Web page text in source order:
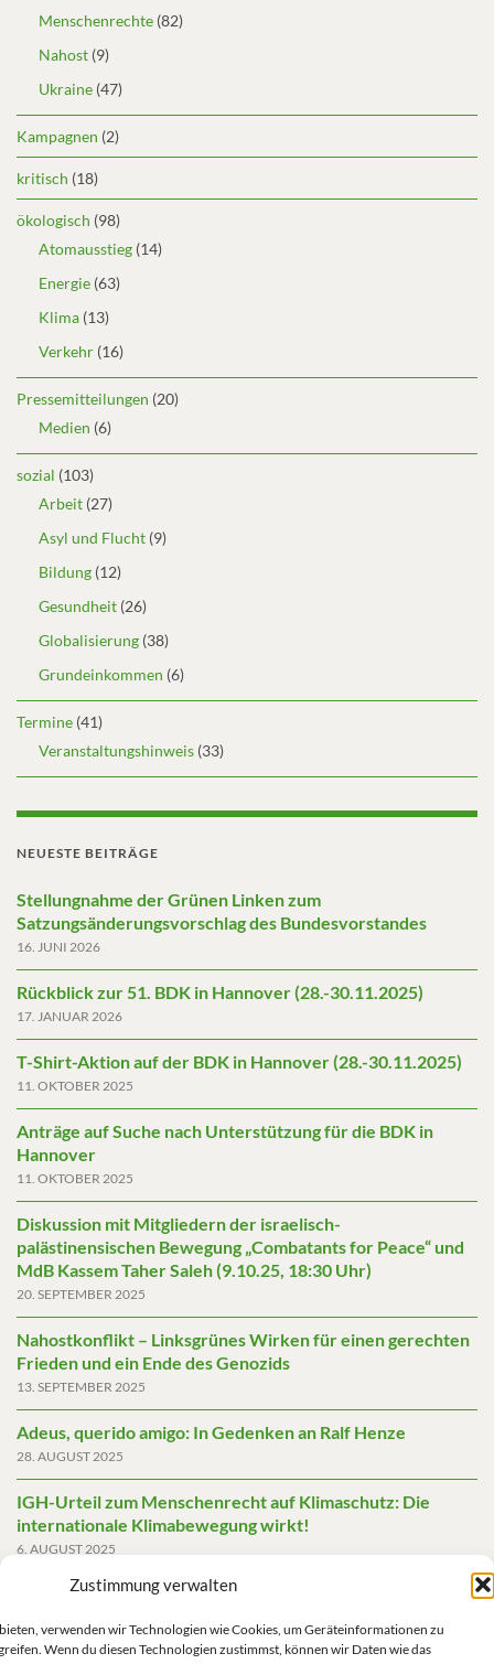
Zustimmung verwalten
verwenden wir Technologien wie Cookies, um Geräteinformationen zu
Wenn du diesen Technologien zustimmst, können wir Daten wie das
Menschenrechte (82)
Nahost (9)
Ukraine (47)
Kampagnen (2)
kritisch (18)
ökologisch (98)
Atomausstieg (14)
Energie (63)
Klima (13)
Verkehr (16)
Pressemitteilungen (20)
Medien (6)
sozial (103)
Arbeit (27)
Asyl und Flucht (9)
Bildung (12)
Gesundheit (26)
Globalisierung (38)
Grundeinkommen (6)
Termine (41)
Veranstaltungshinweis (33)
NEUESTE BEITRÄGE
Stellungnahme der Grünen Linken zum
Satzungsänderungsvorschlag des Bundesvorstandes
16. JUNI 2026
Rückblick zur 51. BDK in Hannover (28.-30.11.2025)
17. JANUAR 2026
T-Shirt-Aktion auf der BDK in Hannover (28.-30.11.2025)
11. OKTOBER 2025
Anträge auf Suche nach Unterstützung für die BDK in
Hannover
11. OKTOBER 2025
Diskussion mit Mitgliedern der israelisch-
palästinensischen Bewegung „Combatants for Peace“ und
MdB Kassem Taher Saleh (9.10.25, 18:30 Uhr)
20. SEPTEMBER 2025
Nahostkonflikt – Linksgrünes Wirken für einen gerechten
Frieden und ein Ende des Genozids
13. SEPTEMBER 2025
Adeus, querido amigo: In Gedenken an Ralf Henze
28. AUGUST 2025
IGH-Urteil zum Menschenrecht auf Klimaschutz: Die
internationale Klimabewegung wirkt!
6. AUGUST 2025
Friedensgutachten 2025